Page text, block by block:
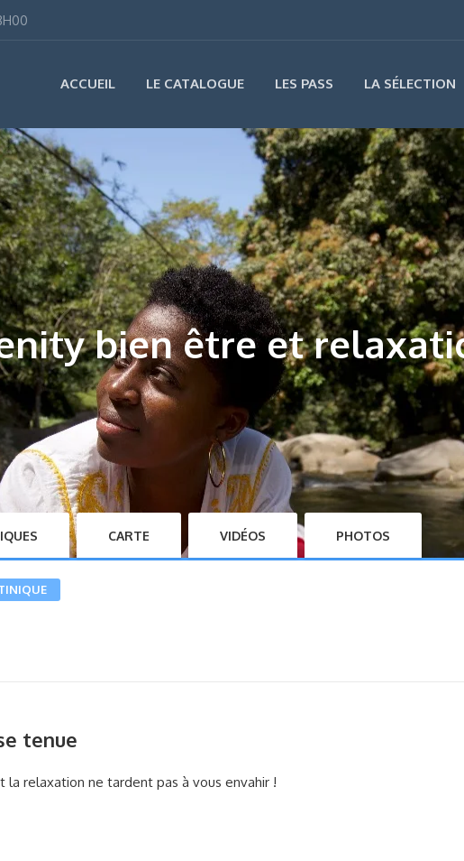
ACCUEIL LE CATALOGUE LES PASS LA SÉLECTION
bien être et
CARTE VIDÉOS PHOTOS
tenue
la relaxation ne tardent pas à vous envahir !